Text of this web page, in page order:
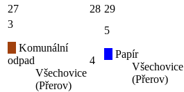
27
28 29
3
Komunální
odpad
Všechovice
(Přerov)
4
5
Papír
Všechovice
(Přerov)